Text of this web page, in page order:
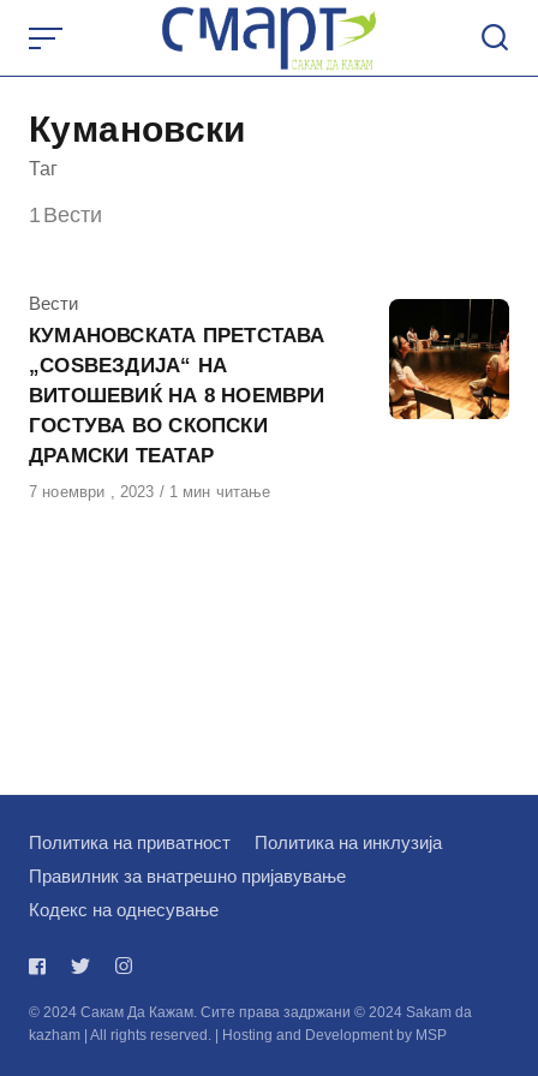
content
Кумановски
Таг
1 Вести
КАтегорија
Вести
КУМАНОВСКАТА ПРЕТСТАВА
„СОЅВЕЗДИЈА“ НА
ВИТОШЕВИЌ НА 8 НОЕМВРИ
ГОСТУВА ВО СКОПСКИ
ДРАМСКИ ТЕАТАР
Објавено
7 ноември , 2023 1 мин читање
Политика на приватност
Политика на инклузија
Правилник за внатрешно пријавување
Кодекс на однесување
© 2024 Сакам Да Кажам. Сите права задржани © 2024 Sakam da
kazham | All rights reserved. | Hosting and Development by MSP